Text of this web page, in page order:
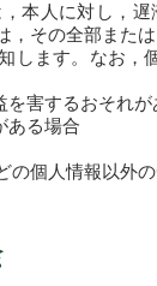
本人に対し，
その全部また
します。なお，
害するおそれが
ある場合
個人情報以外